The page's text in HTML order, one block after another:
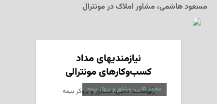
مسعود هاشمی، مشاور املاک در مونترال
نیازمندیهای مداد
کسب‌وکارهای مونترالی
محمد تائبی، مشاور و بروکر بیمه